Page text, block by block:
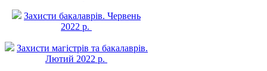
Захисти бакалаврів. Червень
2022 р.
Захисти магістрів та бакалаврів.
Лютий 2022 р.